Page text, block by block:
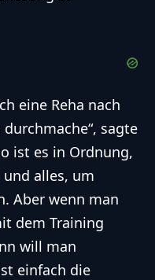
eine Reha nach
sagte
ist es in Ordnung,
alles, um
Aber wenn man
dem Training
will man
einfach die